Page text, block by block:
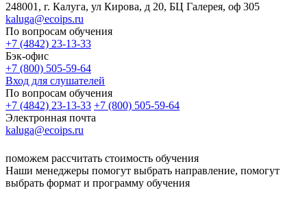
248001, г. Калуга, ул Кирова, д 20, БЦ Галерея, оф 305
kaluga@ecoips.ru
По вопросам обучения
+7 (4842) 23-13-33
Бэк-офис
+7 (800) 505-59-64
Вход для слушателей
По вопросам обучения
+7 (4842) 23-13-33 +7 (800) 505-59-64
Электронная почта
kaluga@ecoips.ru
поможем рассчитать стоимость обучения
Наши менеджеры помогут выбрать направление, помогут
выбрать формат и программу обучения